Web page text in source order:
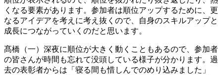
くなる要素があります。参加者は順位アップするために、更
なるアイデアを考えに考え抜くので、自身のスキルアップと
成長につながっていくのだと思います。
髙橋（一） 深夜に順位が大きく動くこともあるので、参加者
の皆さんが時間も忘れて没頭している様子が分かります。過
去の表彰者からは「寝る間も惜しんでのめり込みました」